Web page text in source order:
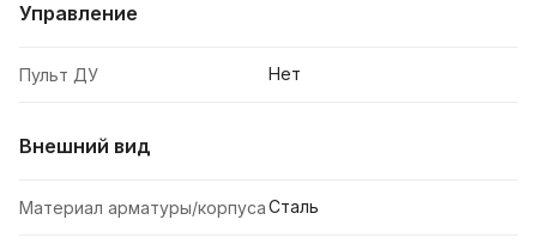
Управление
Пульт ДУ Нет
Внешний вид
Материал арматуры/корпусаСталь